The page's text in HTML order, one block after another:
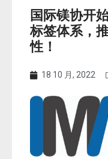
国际镁协开
标签体系，
性！
18 10 月, 2022